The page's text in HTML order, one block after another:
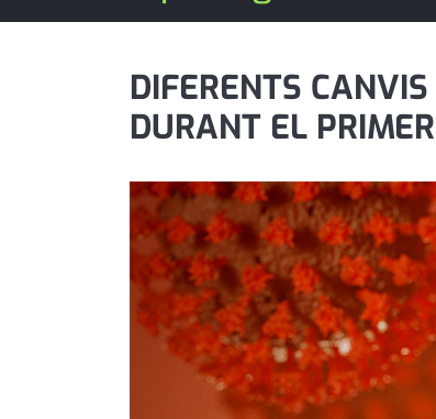
promo serveis
reportatge
serveis
societat
successos
urbanisme
editorial
DIFERENTS
DURANT EL